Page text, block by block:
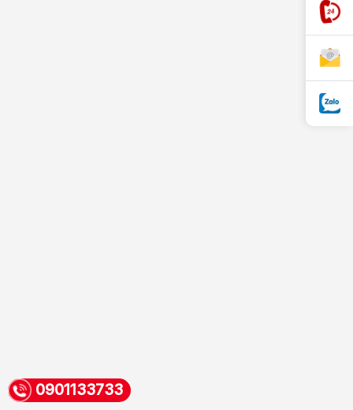
0901133733